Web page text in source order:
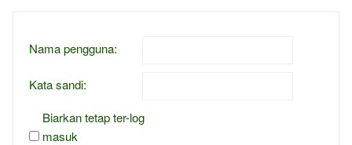
Nama pengguna:
Kata sandi:
Biarkan tetap ter-log
masuk